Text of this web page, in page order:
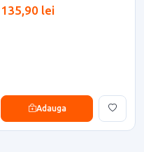
eficiente
135,90 lei
Adauga